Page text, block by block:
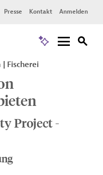
Presse Kontakt Anmelden
Fischerei
Project -